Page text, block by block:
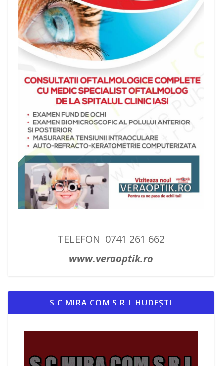
TELEFON 0741 261 662
www.veraoptik.ro
S.C MIRA COM S.R.L HUDEȘTI